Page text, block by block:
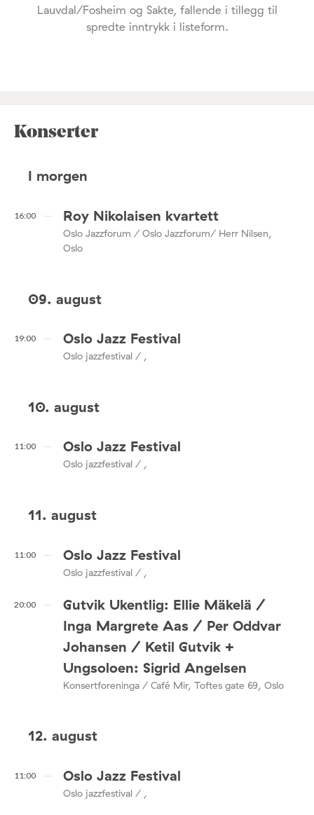
Lauvdal/Fosheim og Sakte, fallende i tillegg til
spredte inntrykk i listeform.
Konserter
I morgen
16:00 Roy Nikolaisen kvartett
Oslo Jazzforum / Oslo Jazzforum/ Herr Nilsen,
Oslo
09. august
19:00 Oslo Jazz Festival
Oslo jazzfestival / ,
10. august
11:00 Oslo Jazz Festival
Oslo jazzfestival / ,
11. august
11:00 Oslo Jazz Festival
Oslo jazzfestival / ,
20:00
Gutvik Ukentlig: Ellie Mäkelä /
Inga Margrete Aas / Per Oddvar
Johansen / Ketil Gutvik +
Ungsoloen: Sigrid Angelsen
Konsertforeninga / Café Mir, Toftes gate 69, Oslo
12. august
11:00 Oslo Jazz Festival
Oslo jazzfestival / ,